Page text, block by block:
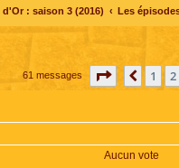
: saison 3 (2016) Les
61 messages Page sur7
1 2
Aucun vote